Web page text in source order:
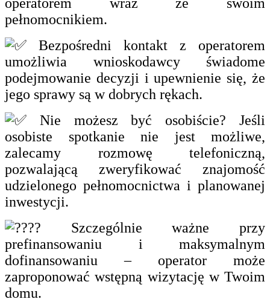
pełnomocnikiem.
Bezpośredni kontakt z operatorem
umożliwia wnioskodawcy świadome
podejmowanie decyzji i upewnienie się, że
jego sprawy są w dobrych rękach.
Nie możesz być osobiście? Jeśli
osobiste spotkanie nie jest możliwe,
zalecamy rozmowę telefoniczną,
pozwalającą zweryfikować znajomość
udzielonego pełnomocnictwa i planowanej
inwestycji.
Szczególnie ważne przy
prefinansowaniu i maksymalnym
dofinansowaniu – operator może
zaproponować wstępną wizytację w Twoim
domu.